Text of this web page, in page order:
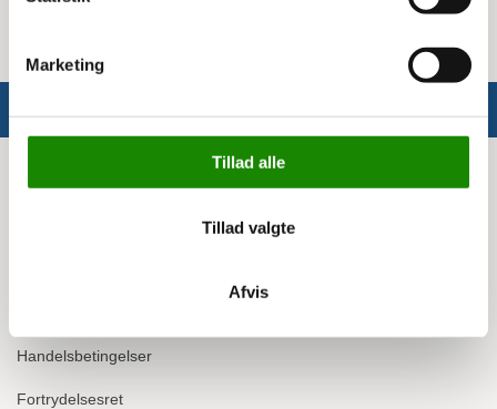
Marketing
Tillad alle
Tillad valgte
Afvis
Info
Handelsbetingelser
Fortrydelsesret